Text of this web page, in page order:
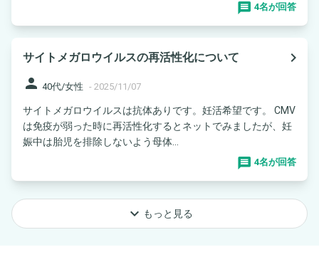
4名が回答
サイトメガロウイルスの再活性化について
navigate_next
person 40代/女性 - 2025/11/07
サイトメガロウイルスは抗体ありです。妊活希望です。 CMV
は免疫が弱った時に再活性化するとネットでみましたが、妊
娠中は胎児を排除しないよう母体...
4名が回答
keyboard_arrow_down もっと見る